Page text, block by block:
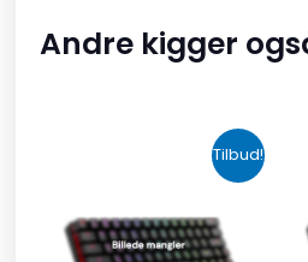
Andre kigger
Tilbud!
oprindelige
pris
var:
Den
aktuelle
pris
er: